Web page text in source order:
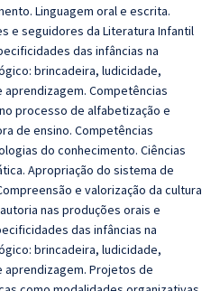
Linguagem oral e escrita.
e seguidores da Literatura Infantil
das infâncias na
brincadeira, ludicidade,
Competências
processo de alfabetização e
de ensino. Competências
do conhecimento. Ciências
Apropriação do sistema de
e valorização da cultura
nas produções orais e
das infâncias na
brincadeira, ludicidade,
Projetos de